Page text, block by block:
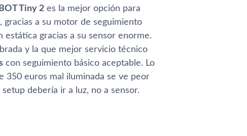
Tiny 2 es la mejor opción para
a su motor de seguimiento
gracias a su sensor enorme.
y la que mejor servicio técnico
con seguimiento básico aceptable. Lo
350 euros mal iluminada se ve peor
debería ir a luz, no a sensor.